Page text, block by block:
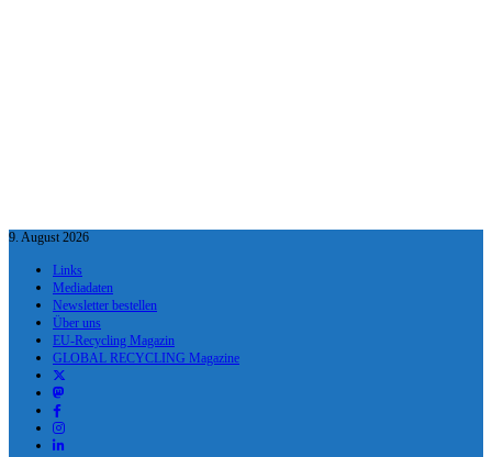
9. August 2026
Links
Mediadaten
Newsletter bestellen
Über uns
EU-Recycling Magazin
GLOBAL RECYCLING Magazine